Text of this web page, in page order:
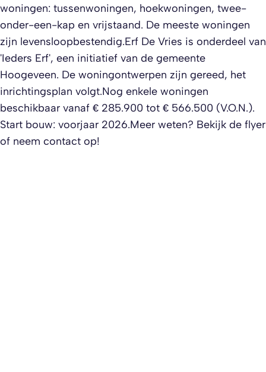
woningen: tussenwoningen, hoekwoningen, twee-
onder-een-kap en vrijstaand. De meeste woningen
zijn levensloopbestendig.Erf De Vries is onderdeel van
'Ieders Erf', een initiatief van de gemeente
Hoogeveen. De woningontwerpen zijn gereed, het
inrichtingsplan volgt.Nog enkele woningen
beschikbaar vanaf € 285.900 tot € 566.500 (V.O.N.).
Start bouw: voorjaar 2026.Meer weten? Bekijk de flyer
of neem contact op!